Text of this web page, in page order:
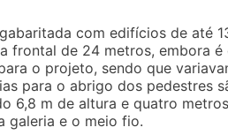
com edifícios de até
frontal de 24 metros, embora
o projeto, sendo que
para o abrigo dos pedestres
6,8 m de altura e quatro
galeria e o meio fio.